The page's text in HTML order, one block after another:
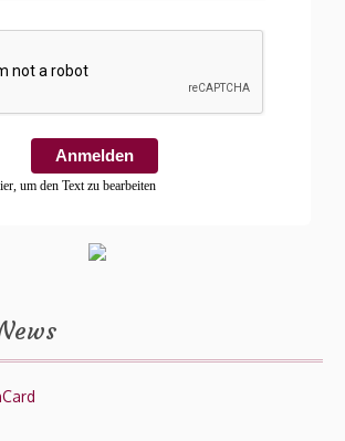
Anmelden
um den Text zu bearbeiten